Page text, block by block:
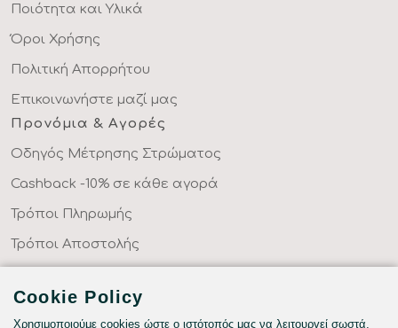
Ποιότητα και Υλικά
Όροι Χρήσης
Πολιτική Απορρήτου
Επικοινωνήστε μαζί μας
Προνόμια & Αγορές
Οδηγός Μέτρησης Στρώματος
Cashback -10% σε κάθε αγορά
Τρόποι Πληρωμής
Τρόποι Αποστολής
Συχνές Ερωτήσεις
Cookie Policy
Χρησιμοποιούμε cookies ώστε ο ιστότοπός μας να λειτουργεί σωστά,